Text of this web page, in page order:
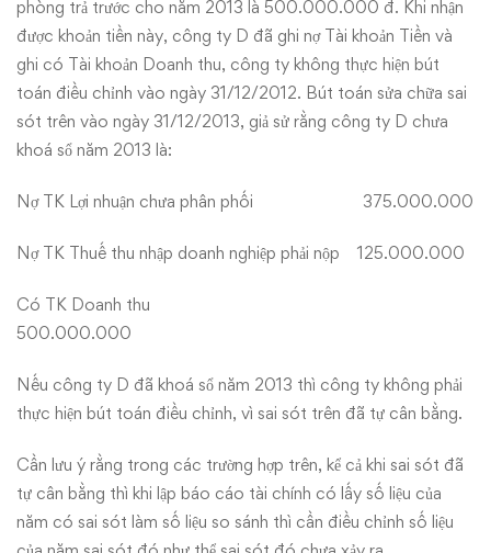
phòng trả trước cho năm 2013 là 500.000.000 đ. Khi nhận
được khoản tiền này, công ty D đã ghi nợ Tài khoản Tiền và
ghi có Tài khoản Doanh thu, công ty không thực hiện bút
toán điều chỉnh vào ngày 31/12/2012. Bút toán sửa chữa sai
sót trên vào ngày 31/12/2013, giả sử rằng công ty D chưa
khoá sổ năm 2013 là:
Nợ TK Lợi nhuận chưa phân phối 375.000.000
Nợ TK Thuế thu nhập doanh nghiệp phải nộp 125.000.000
Có TK Doanh thu
500.000.000
Nếu công ty D đã khoá sổ năm 2013 thì công ty không phải
thực hiện bút toán điều chỉnh, vì sai sót trên đã tự cân bằng.
Cần lưu ý rằng trong các trường hợp trên, kể cả khi sai sót đã
tự cân bằng thì khi lập báo cáo tài chính có lấy số liệu của
năm có sai sót làm số liệu so sánh thì cần điều chỉnh số liệu